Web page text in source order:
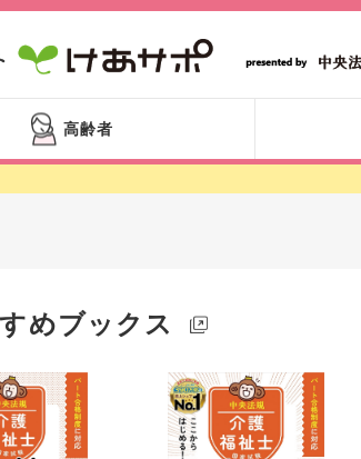
高齢者
めブックス